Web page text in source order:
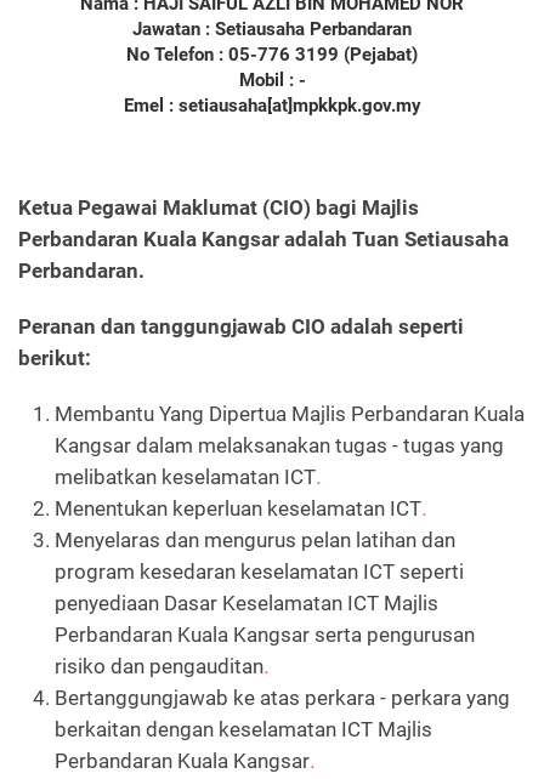
Jawatan : Setiausaha Perbandaran
No Telefon : 05-776 3199 (Pejabat)
Mobil : -
Emel : setiausaha[at]mpkkpk.gov.my
Ketua Pegawai Maklumat (CIO) bagi Majlis
Perbandaran Kuala Kangsar adalah Tuan Setiausaha
Perbandaran.
Peranan dan tanggungjawab CIO adalah seperti
berikut:
Membantu Yang Dipertua Majlis Perbandaran Kuala
Kangsar dalam melaksanakan tugas - tugas yang
melibatkan keselamatan ICT.
Menentukan keperluan keselamatan ICT.
Menyelaras dan mengurus pelan latihan dan
program kesedaran keselamatan ICT seperti
penyediaan Dasar Keselamatan ICT Majlis
Perbandaran Kuala Kangsar serta pengurusan
risiko dan pengauditan.
Bertanggungjawab ke atas perkara - perkara yang
berkaitan dengan keselamatan ICT Majlis
Perbandaran Kuala Kangsar.